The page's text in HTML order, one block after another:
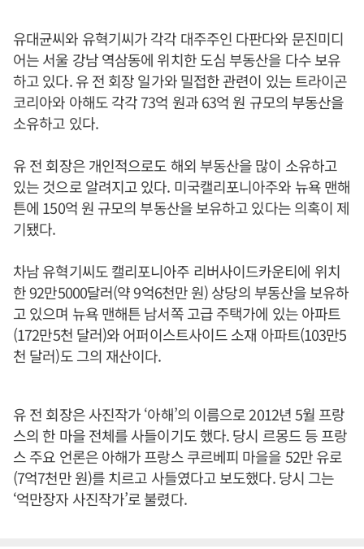
유대균씨와 유혁기씨가 각각 대주주인 다판다와 문진미디
어는 서울 강남 역삼동에 위치한 도심 부동산을 다수 보유
하고 있다. 유 전 회장 일가와 밀접한 관련이 있는 트라이곤
코리아와 아해도 각각 73억 원과 63억 원 규모의 부동산을
소유하고 있다.
유 전 회장은 개인적으로도 해외 부동산을 많이 소유하고
있는 것으로 알려지고 있다. 미국캘리포니아주와 뉴욕 맨해
튼에 150억 원 규모의 부동산을 보유하고 있다는 의혹이 제
기됐다.
차남 유혁기씨도 캘리포니아주 리버사이드카운티에 위치
한 92만5000달러(약 9억6천만 원) 상당의 부동산을 보유하
고 있으며 뉴욕 맨해튼 남서쪽 고급 주택가에 있는 아파트
(172만5천 달러)와 어퍼이스트사이드 소재 아파트(103만5
천 달러)도 그의 재산이다.
유 전 회장은 사진작가 ‘아해’의 이름으로 2012년 5월 프랑
스의 한 마을 전체를 사들이기도 했다. 당시 르몽드 등 프랑
스 주요 언론은 아해가 프랑스 쿠르베피 마을을 52만 유로
(7억7천만 원)를 치르고 사들였다고 보도했다. 당시 그는
‘억만장자 사진작가’로 불렸다.